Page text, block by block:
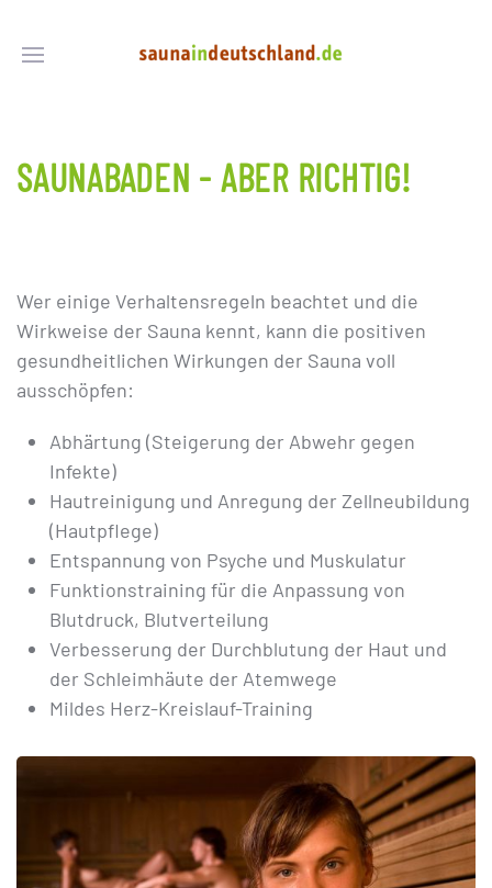
SAUNABADEN - ABER RICHTIG!
Wer einige Verhaltensregeln beachtet und die
Wirkweise der Sauna kennt, kann die positiven
gesundheitlichen Wirkungen der Sauna voll
ausschöpfen:
Abhärtung (Steigerung der Abwehr gegen
Infekte)
Hautreinigung und Anregung der Zellneubildung
(Hautpflege)
Entspannung von Psyche und Muskulatur
Funktionstraining für die Anpassung von
Blutdruck, Blutverteilung
Verbesserung der Durchblutung der Haut und
der Schleimhäute der Atemwege
Mildes Herz-Kreislauf-Training